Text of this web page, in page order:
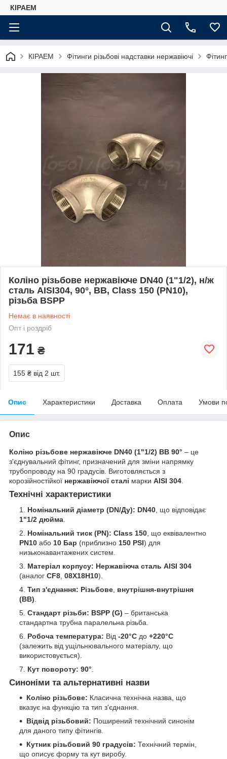
КІРАЕМ
КІРАЕМ Фітинги різьбові надставки нержавіючі
Коліно різьбове нержавіюче DN40 (1"1/2), н/ж
сталь AISI304, 90°, ВВ, Class 150 (PN10),
різьба BSPP
Немає в наявності
Опт і роздріб
171 ₴
155 ₴ від 2 шт.
Опис Характеристики Доставка Оплата Умови
Опис
Коліно різьбове нержавіюче DN40 (1"1/2) ВВ 90° – це
з'єднувальний фітинг, призначений для зміни напрямку
трубопроводу на 90 градусів. Виготовляється з
корозійностійкої нержавіючої сталі марки AISI 304
Технічні характеристики
Номінальний діаметр (DN/Ду): DN40 , що відповідає
1"1/2 дюйма
Номінальний тиск (PN): Class 150 , що еквівалентно
PN10 або 10 Бар (приблизно 150 PSI) для
низьконавантажених систем.
Матеріал корпусу: Нержавіюча сталь AISI 304
(аналог CF8 08Х18Н10).
Тип з'єднання: Різьбове внутрішня-внутрішня
(ВВ)
Стандарт різьби: BSPP (G) – британська
стандартна трубна паралельна різьба.
Робоча температура: Від -20°C до +220°C
(залежить від ущільнювального матеріалу, що
використовується).
Кут повороту: 90°
Синоніми та альтернативні назви
Коліно різьбове: Класична технічна назва, що
вказує на функцію та тип з'єднання.
Відвід різьбовий: Поширений технічний синонім
для даного типу фітингів.
Кутник різьбовий 90 градусів: Технічний термін,
що описує форму та кут виробу.